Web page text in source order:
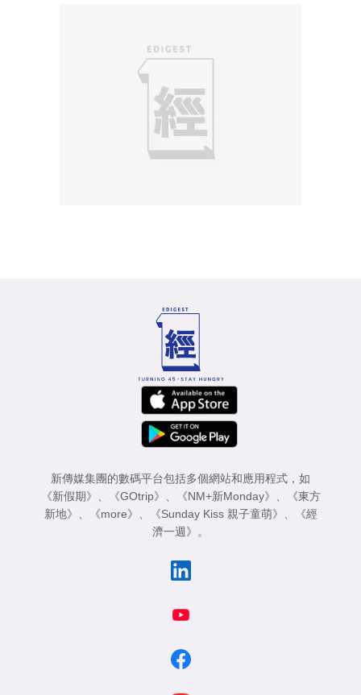
新傳媒集團的數碼平台包括多個網站和應用程式，如
《新假期》
《GOtrip》 《NM+新Monday》
《東方
新地》
《more》 《Sunday Kiss 親子童萌》
《經
濟一週》
。